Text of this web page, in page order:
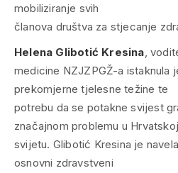
mobiliziranje svih
članova društva za stjecanje
Helena Glibotić Kresina ,
medicine NZJZPGŽ-a istaknula
prekomjerne tjelesne težine te
potrebu da se potakne svijest
značajnom problemu u
svijetu. Glibotić Kresina je
osnovni zdravstveni